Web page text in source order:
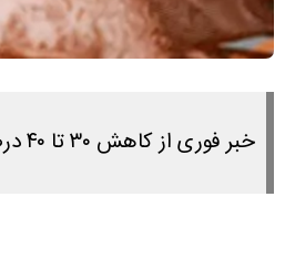
خبر فوری از کاهش ۳۰ تا ۴۰ درصدی حقوق بازنشستگان تامین اجتماعی در اردیبهشت ۱۴۰۵ را در این مطلب مشاهده می کنید.